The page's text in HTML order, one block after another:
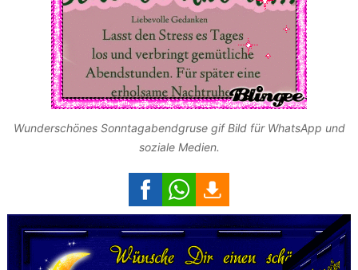
Wunderschönes Sonntagabendgruse gif Bild für WhatsApp und
soziale Medien.